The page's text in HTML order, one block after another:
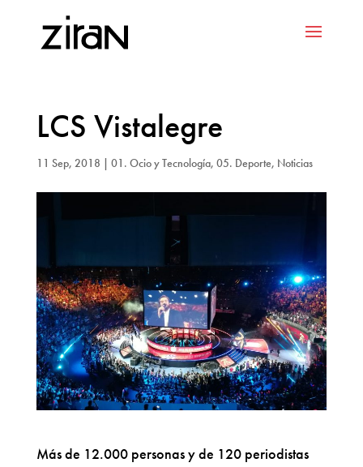
LCS Vistalegre
11 Sep, 2018 | 01. Ocio y Tecnología, 05. Deporte, Noticias
Más de 12.000 personas y de 120 periodistas